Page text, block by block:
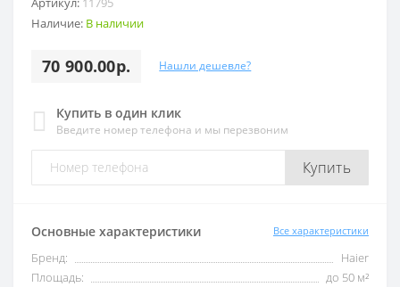
Наличие: В наличии
70 900.00р. Нашли дешевле?
Купить в один клик
Введите номер телефона и мы перезвоним
Купить
Основные характеристики Все характеристики
Бренд:
Haier
Площадь:
до 50 м²